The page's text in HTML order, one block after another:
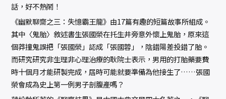
話，好不熱鬧！
《幽默聊齋之三：失憶霸王龍》由17篇有趣的短篇故事所組成。
其中〈鬼胎〉敘述書生張國榮在托生井旁意外懷上鬼胎，原來這
個莽撞鬼誤把「張國榮」認成「張國蓉」，陰錯陽差投錯了胎。
而研究研究非生理非心理治療的耿院士表示，男用的打胎藥要費
時十個月才能研製完成，屆時可能就要準備為他接生了……張國
榮會成為史上第一例男子剖腹產嗎？